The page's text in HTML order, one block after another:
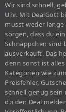
Wir sind schnell,
Uhr. Mit DealGott
musst weder
sorgen, dass du
Schnäppchen
ausverkauft. Das
denn sonst ist
Kategorien wie
Preisfehler,
schnell genug sein
du den Deal